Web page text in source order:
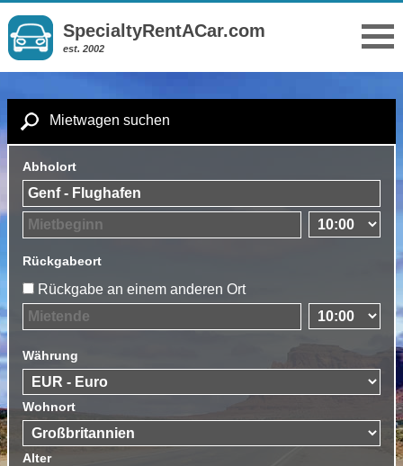
SpecialtyRentACar.com
est. 2002
Mietwagen suchen
Abholort
Rückgabeort
Rückgabe an einem anderen Ort
Währung
Wohnort
Alter